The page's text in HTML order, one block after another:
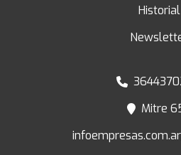
Historial
Mitre